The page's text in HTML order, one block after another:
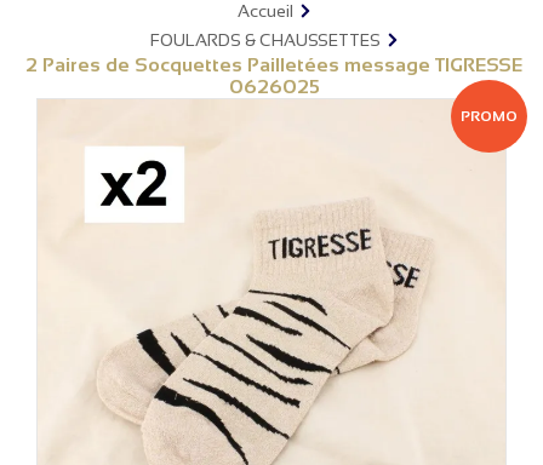
Accueil
FOULARDS & CHAUSSETTES
2 Paires de Socquettes Pailletées message TIGRESSE
0626025
PROMO